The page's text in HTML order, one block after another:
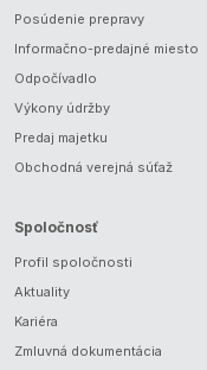
Posúdenie prepravy
Informačno-predajné miesto
Odpočívadlo
Výkony údržby
Predaj majetku
Obchodná verejná súťaž
Spoločnosť
Profil spoločnosti
Aktuality
Kariéra
Zmluvná dokumentácia